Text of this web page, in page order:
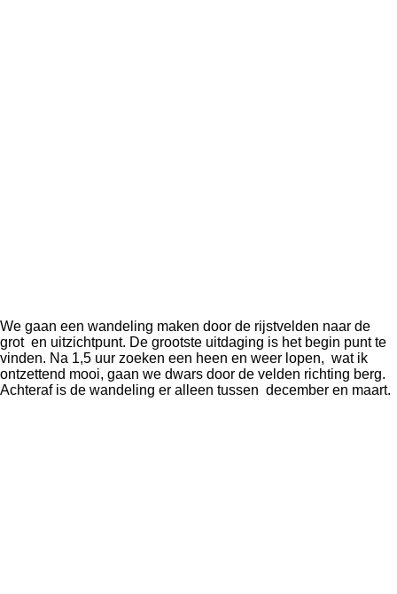
We gaan een wandeling maken door de rijstvelden naar de
grot en uitzichtpunt. De grootste uitdaging is het begin punt te
vinden. Na 1,5 uur zoeken een heen en weer lopen, wat ik
ontzettend mooi, gaan we dwars door de velden richting berg.
Achteraf is de wandeling er alleen tussen december en maart.